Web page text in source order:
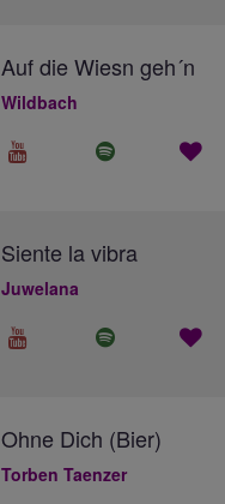
Auf die Wiesn geh´n
Wildbach
Siente la vibra
Juwelana
Ohne Dich (Bier)
Torben Taenzer